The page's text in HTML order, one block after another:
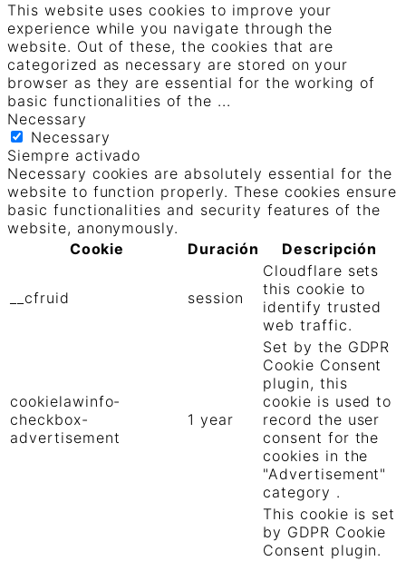
This website uses cookies to improve your
experience while you navigate through the
website. Out of these, the cookies that are
categorized as necessary are stored on your
browser as they are essential for the working of
basic functionalities of the ...
Necessary
Necessary
Siempre activado
Necessary cookies are absolutely essential for the
website to function properly. These cookies ensure
basic functionalities and security features of the
website, anonymously.
Cookie
Duración Descripción
__cfruid session
Cloudflare sets
this cookie to
identify trusted
web traffic.
cookielawinfo-
checkbox-
advertisement
1 year
Set by the GDPR
Cookie Consent
plugin, this
cookie is used to
record the user
consent for the
cookies in the
"Advertisement"
category .
This cookie is set
by GDPR Cookie
Consent plugin.